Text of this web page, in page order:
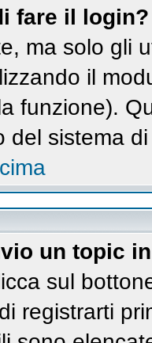
fare il login?
ma solo gli
il
funzione).
del sistema
un topic
sul
registrarti